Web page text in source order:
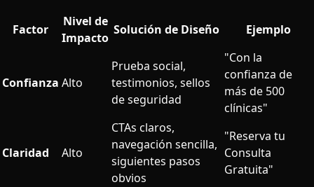
Factor
Nivel de
Impacto
Solución de Diseño Ejemplo
Confianza Alto
Prueba social,
testimonios, sellos
de seguridad
"Con la
confianza de
más de 500
clínicas"
Claridad Alto
CTAs claros,
navegación sencilla,
siguientes pasos
obvios
"Reserva tu
Consulta
Gratuita"